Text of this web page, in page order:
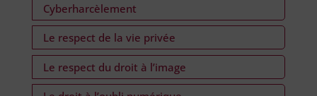
Cyberharcèlement
Le respect de la vie privée
Le respect du droit à l’image